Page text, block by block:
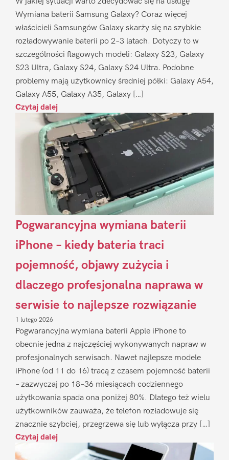
Wymiana baterii Samsung Galaxy? Coraz więcej
właścicieli Samsungów Galaxy skarży się na szybkie
rozładowywanie baterii po 2–3 latach. Dotyczy to w
szczególności flagowych modeli: Galaxy S23, Galaxy
S23 Ultra, Galaxy S24, Galaxy S24 Ultra. Podobne
problemy mają użytkownicy średniej półki: Galaxy A54,
Galaxy A55, Galaxy A35, Galaxy […]
Czytaj dalej
Pogwarancyjna wymiana baterii
iPhone – kiedy bateria traci
pojemność, objawy zużycia i
dlaczego profesjonalna naprawa w
serwisie to najlepsze rozwiązanie
1 lutego 2026
Pogwarancyjna wymiana baterii Apple iPhone to
obecnie jedna z najczęściej wykonywanych napraw w
profesjonalnych serwisach. Nawet najlepsze modele
iPhone (od 11 do 16) tracą z czasem pojemność baterii
– zazwyczaj po 18–36 miesiącach codziennego
użytkowania spada ona poniżej 80%. Dlatego też wielu
użytkowników zauważa, że telefon rozładowuje się
znacznie szybciej, przegrzewa się lub wyłącza przy […]
Czytaj dalej